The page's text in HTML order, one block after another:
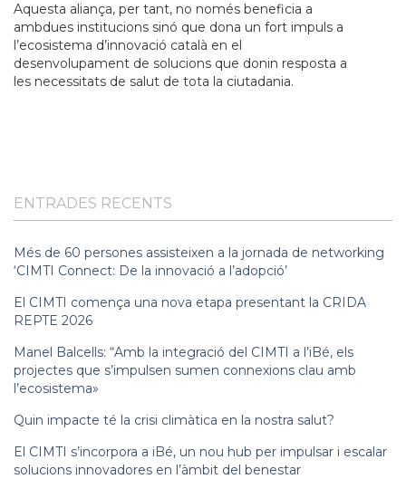
Aquesta aliança, per tant, no només beneficia a
ambdues institucions sinó que dona un fort impuls a
l’ecosistema d’innovació català en el
desenvolupament de solucions que donin resposta a
les necessitats de salut de tota la ciutadania.
ENTRADES RECENTS
Més de 60 persones assisteixen a la jornada de networking
‘CIMTI Connect: De la innovació a l’adopció’
El CIMTI comença una nova etapa presentant la CRIDA
REPTE 2026
Manel Balcells: “Amb la integració del CIMTI a l’iBé, els
projectes que s’impulsen sumen connexions clau amb
l’ecosistema»
Quin impacte té la crisi climàtica en la nostra salut?
El CIMTI s’incorpora a iBé, un nou hub per impulsar i escalar
solucions innovadores en l’àmbit del benestar